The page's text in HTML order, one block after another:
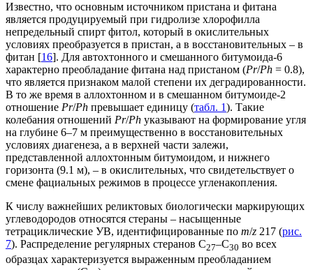
Известно, что основным источником пристана и фитана
является продуцируемый при гидролизе хлорофилла
непредельный спирт фитол, который в окислительных
условиях преобразуется в пристан, а в восстановительных – в
фитан [16]. Для автохтонного и смешанного битумоида-6
характерно преобладание фитана над пристаном (Pr/Ph = 0.8),
что является признаком малой степени их деградированности.
В то же время в аллохтонном и в смешанном битумоиде-2
отношение Pr/Ph превышает единицу (табл. 1). Такие
колебания отношений Pr/Ph указывают на формирование угля
на глубине 6–7 м преимущественно в восстановительных
условиях диагенеза, а в верхней части залежи,
представленной аллохтонным битумоидом, и нижнего
горизонта (9.1 м), – в окислительных, что свидетельствует о
смене фациальных режимов в процессе угленакопления.
К числу важнейших реликтовых биологически маркирующих
углеводородов относятся стераны – насыщенные
тетрациклические УВ, идентифицированные по m/z 217 (рис.
7). Распределение регулярных стеранов С27–С30 во всех
образцах характеризуется выраженным преобладанием